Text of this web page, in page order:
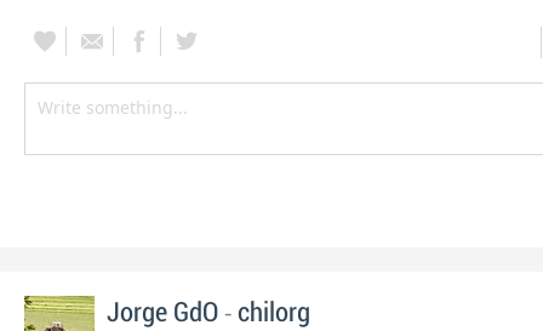
Jorge GdO - chilorg